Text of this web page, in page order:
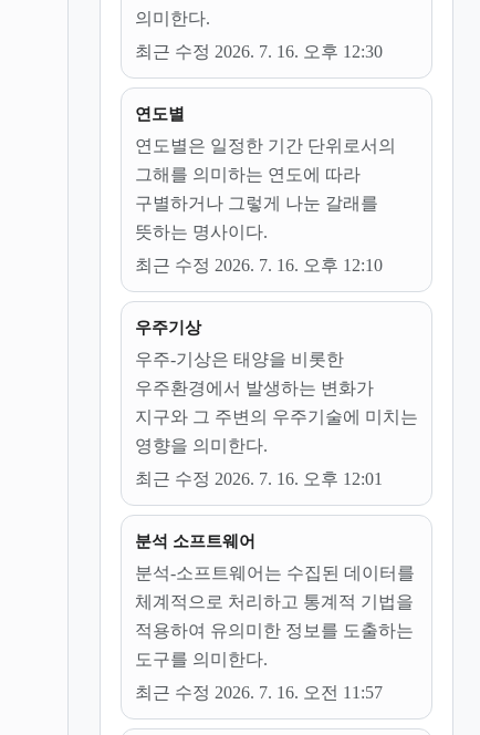
의미한다.
최근 수정 2026. 7. 16. 오후 12:30
연도별
연도별은 일정한 기간 단위로서의
그해를 의미하는 연도에 따라
구별하거나 그렇게 나눈 갈래를
뜻하는 명사이다.
최근 수정 2026. 7. 16. 오후 12:10
우주기상
우주-기상은 태양을 비롯한
우주환경에서 발생하는 변화가
지구와 그 주변의 우주기술에 미치는
영향을 의미한다.
최근 수정 2026. 7. 16. 오후 12:01
분석 소프트웨어
분석-소프트웨어는 수집된 데이터를
체계적으로 처리하고 통계적 기법을
적용하여 유의미한 정보를 도출하는
도구를 의미한다.
최근 수정 2026. 7. 16. 오전 11:57